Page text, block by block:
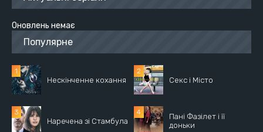
Оновлень немає
Популярне
Нескінченне кохання Секс і Місто
Наречена зі Стамбула
Пані Фазілет і її
доньки